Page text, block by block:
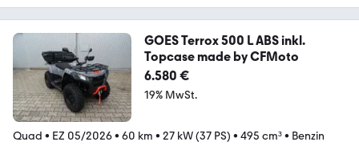
GOES Terrox 500 L ABS inkl.
Topcase made by CFMoto
6.580 €
19% MwSt.
Quad • EZ 05/2026• 60 km • 27 kW (37 PS) • 495 cm³• Benzin